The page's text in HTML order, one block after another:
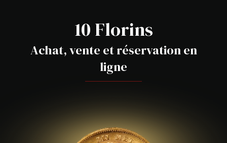
10 Florins
Achat, vente et réservation en
ligne